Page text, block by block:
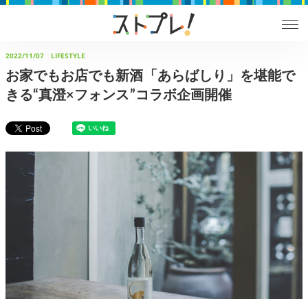
2022/11/07 LIFESTYLE
お家でもお店でも新酒「あらばしり」を堪能で
きる“真澄×フォンス”コラボ企画開催